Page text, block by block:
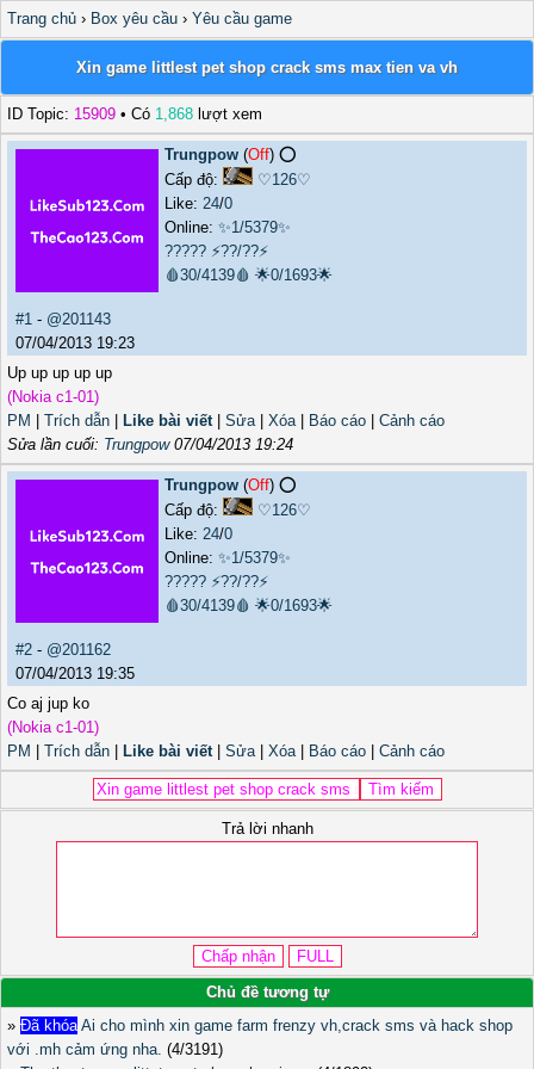
Trang chủ › Box yêu cầu › Yêu cầu game
Xin game littlest pet shop crack sms max tien va vh
ID Topic: 15909 • Có 1,868 lượt xem
Trungpow (Off) ⭕️
Cấp độ:
♡126♡
Like: 24/0
Online: ✨1/5379✨
????? ⚡??/??⚡
🩸30/4139🩸 🌟0/1693🌟
#1 - @201143
07/04/2013 19:23
Up up up up up
(Nokia c1-01)
PM
Trích dẫn Like bài viết| Sửa| Xóa| Báo cáo
Cảnh cáo
Sửa lần cuối: Trungpow07/04/2013 19:24
Trungpow (Off) ⭕️
Cấp độ:
♡126♡
Like: 24/0
Online: ✨1/5379✨
????? ⚡??/??⚡
🩸30/4139🩸 🌟0/1693🌟
#2 - @201162
07/04/2013 19:35
Co aj jup ko
(Nokia c1-01)
PM
Trích dẫn Like bài viết| Sửa| Xóa| Báo cáo Cảnh cáo
Trả lời nhanh
Chủ đề tương tự
» Đã khóa Ai cho mình xin game farm frenzy vh,crack sms và hack shop
với .mh cảm ứng nha. (4/3191)